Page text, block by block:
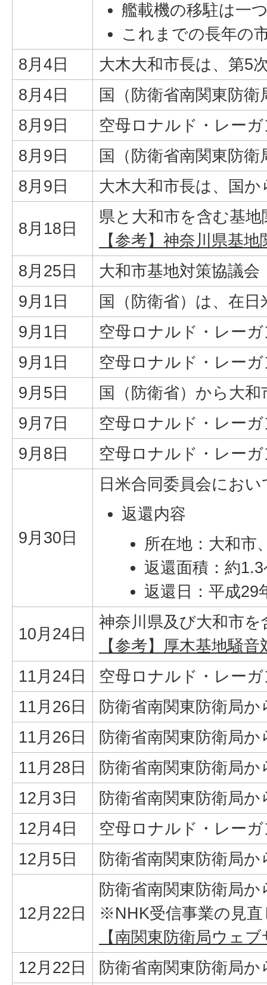
艦載機の移駐は一
これまでの長年の
8月4日
大木大和市長は、第5
8月4日
国（防衛省南関東防
8月9日
空母ロナルド・レー
8月9日
国（防衛省南関東防
8月9日
大木大和市長は、国
8月18日
県と大和市を含む基
【参考】神奈川県基
8月25日
大和市基地対策協議
9月1日
国（防衛省）は、在
9月1日
空母ロナルド・レー
9月1日
空母ロナルド・レー
9月5日
国（防衛省）から大
9月7日
空母ロナルド・レー
9月8日
空母ロナルド・レー
9月30日
日米合同委員会にお
返還内容
所在地：大和市
返還面積：約
返還日：平成29
10月24日
神奈川県及び大和市
【参考】厚木基地騒
11月24日
空母ロナルド・レー
11月26日
防衛省南関東防衛局
11月26日
防衛省南関東防衛局
11月28日
防衛省南関東防衛局
12月3日
防衛省南関東防衛局
12月4日
空母ロナルド・レー
12月5日
防衛省南関東防衛局
12月22日
防衛省南関東防衛局
※NHK受信事業の見直
【南関東防衛局ウェ
12月22日
防衛省南関東防衛局